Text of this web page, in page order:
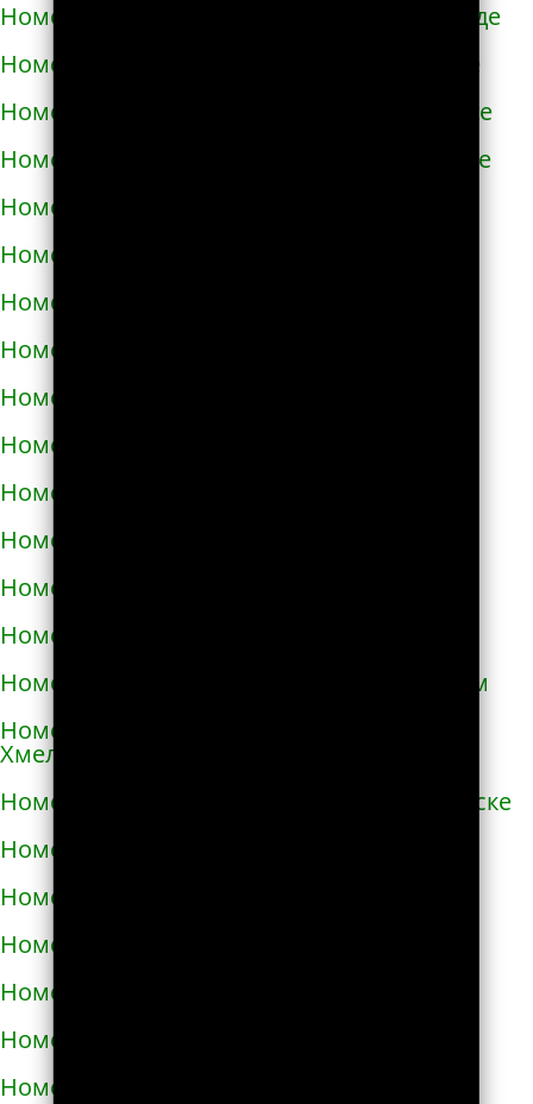
Номера телефонов такси в Новомиргороде
Номера телефонов такси в Новоукраинке
Номера телефонов такси в Новояворовске
Номера телефонов такси в Новом Роздоле
Номера телефонов такси в Носовке
Номера телефонов такси в Обухове
Номера телефонов такси в Овидиополе
Номера телефонов такси в Овруче
Номера телефонов такси в Одессе
Номера телефонов такси в Олевске
Номера телефонов такси в Орехове
Номера телефонов такси в Очакове
Номера телефонов такси в Павлограде
Номера телефонов такси в Первомайске
Номера телефонов такси в Первомайском
Номера телефонов такси в Переяславе-
Хмельницком
Номера телефонов такси в Першотравенске
Номера телефонов такси в Пирятине
Номера телефонов такси в Подгородном
Номера телефонов такси в Подольске
Номера телефонов такси в Покрове
Номера телефонов такси в Пологах
Номера телефонов такси в Полонном